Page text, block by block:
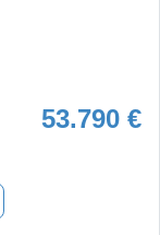
53.790 €